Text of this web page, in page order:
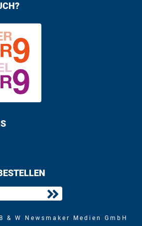
& W Newsmaker Medien GmbH